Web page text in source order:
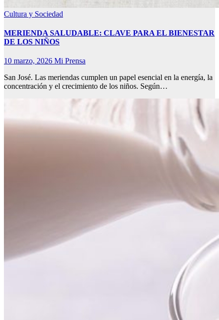
Cultura y Sociedad
MERIENDA SALUDABLE: CLAVE PARA EL BIENESTAR
DE LOS NIÑOS
10 marzo, 2026 Mi Prensa
San José. Las meriendas cumplen un papel esencial en la energía, la
concentración y el crecimiento de los niños. Según…